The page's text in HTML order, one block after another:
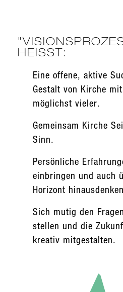
HEISST:
Eine offene, aktive
Gestalt von Kirche
möglichst vieler.
Gemeinsam Kirche
Sinn.
Persönliche
einbringen und auch
Horizont
Sich mutig den
stellen und die
kreativ mitgestalten.